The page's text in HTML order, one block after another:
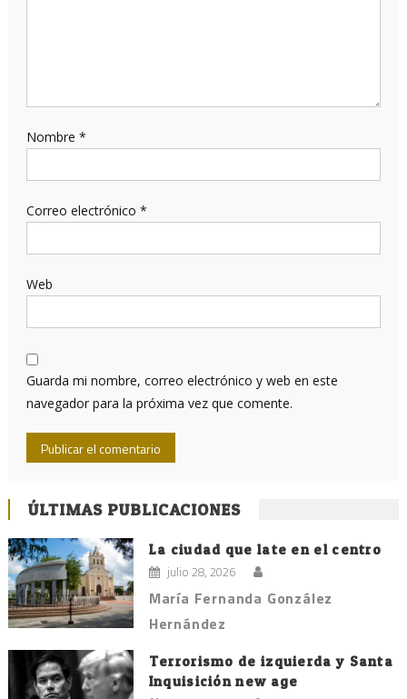
Nombre *
Correo electrónico *
Web
Guarda mi nombre, correo electrónico y web en este
navegador para la próxima vez que comente.
ÚLTIMAS PUBLICACIONES
La ciudad que late en el centro
julio 28, 2026
María Fernanda González
Hernández
Terrorismo de izquierda y Santa
Inquisición new age